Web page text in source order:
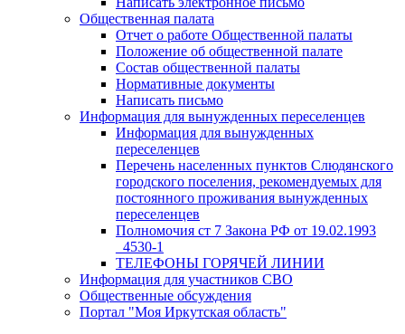
Общественная палата
Отчет о работе Общественной палаты
Положение об общественной палате
Состав общественной палаты
Нормативные документы
Написать письмо
Информация для вынужденных переселенцев
Информация для вынужденных
переселенцев
Перечень населенных пунктов Слюдянского
городского поселения, рекомендуемых для
постоянного проживания вынужденных
переселенцев
Полномочия ст 7 Закона РФ от 19.02.1993
_4530-1
ТЕЛЕФОНЫ ГОРЯЧЕЙ ЛИНИИ
Информация для участников СВО
Общественные обсуждения
Портал "Моя Иркутская область"